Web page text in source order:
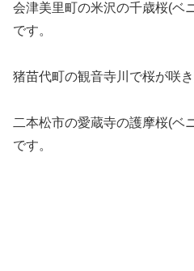
会津美里町の米沢の千歳桜(ベ
です。
猪苗代町の観音寺川で桜が咲き
二本松市の愛蔵寺の護摩桜(ベ
です。